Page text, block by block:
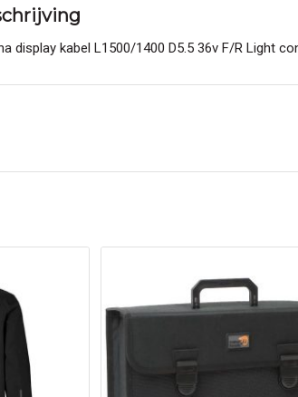
display kabel L1500/1400 D5.5 36v F/R Light